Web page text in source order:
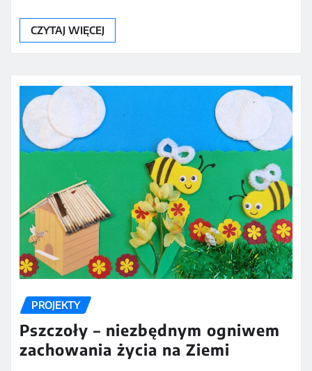
CZYTAJ WIĘCEJ
PROJEKTY
Pszczoły – niezbędnym ogniwem
zachowania życia na Ziemi